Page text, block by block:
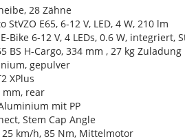
28 Zähne
StVZO E65, 6-12 V, LED, 4 W, 210 lm
Bike 6-12 V, 4 LEDs, 0.6 W, integriert,
BS H-Cargo, 334 mm , 27 kg Zuladung
gepulver
XPlus
mm, rear
mit PP
Stem Cap Angle
25 km/h, 85 Nm, Mittelmotor